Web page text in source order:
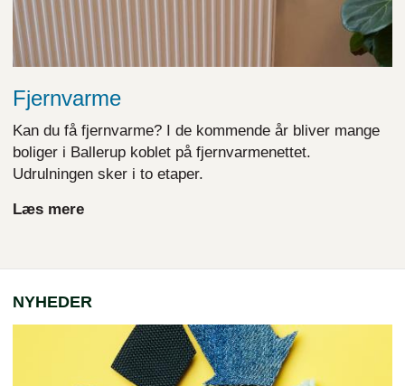
Fjernvarme
Kan du få fjernvarme? I de kommende år bliver mange
boliger i Ballerup koblet på fjernvarmenettet.
Udrulningen sker i to etaper.
Læs mere
NYHEDER